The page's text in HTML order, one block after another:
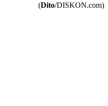
(Dito/DISKON.com)